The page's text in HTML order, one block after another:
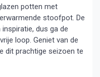
potten met
stoofpot. De
dus ga de
loop. Geniet van de
dit prachtige seizoen te